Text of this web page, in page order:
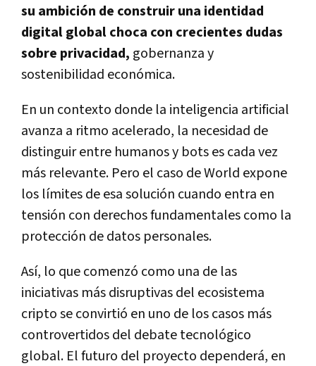
su ambición de construir una identidad
digital global choca con crecientes dudas
sobre privacidad, gobernanza y
sostenibilidad económica.
En un contexto donde la inteligencia artificial
avanza a ritmo acelerado, la necesidad de
distinguir entre humanos y bots es cada vez
más relevante. Pero el caso de World expone
los límites de esa solución cuando entra en
tensión con derechos fundamentales como la
protección de datos personales.
Así, lo que comenzó como una de las
iniciativas más disruptivas del ecosistema
cripto se convirtió en uno de los casos más
controvertidos del debate tecnológico
global. El futuro del proyecto dependerá, en